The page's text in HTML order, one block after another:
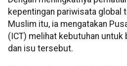
kepentingan pariwisata global
Muslim itu, ia mengatakan
(ICT) melihat kebutuhan
dan isu tersebut.